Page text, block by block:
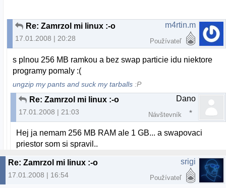
Re: Zamrzol mi linux :-o
17.01.2008 | 20:28
m4rtin.m
Používateľ
s plnou 256 MB ramkou a bez swap particie idu niektore
programy pomaly :(
ungzip my pants and suck my tarballs :P
Re: Zamrzol mi linux :-o
17.01.2008 | 21:03
Dano
Návštevník
Hej ja nemam 256 MB RAM ale 1 GB... a swapovaci
priestor som si spravil..
Re: Zamrzol mi linux :-o
17.01.2008 | 16:54
srigi
Používateľ